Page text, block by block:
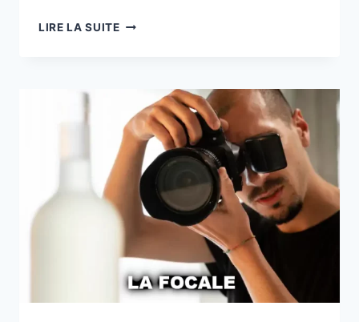
LIRE LA SUITESOLUTIONS
FICHIERS
VIDÉOS
ET
PHOTOS